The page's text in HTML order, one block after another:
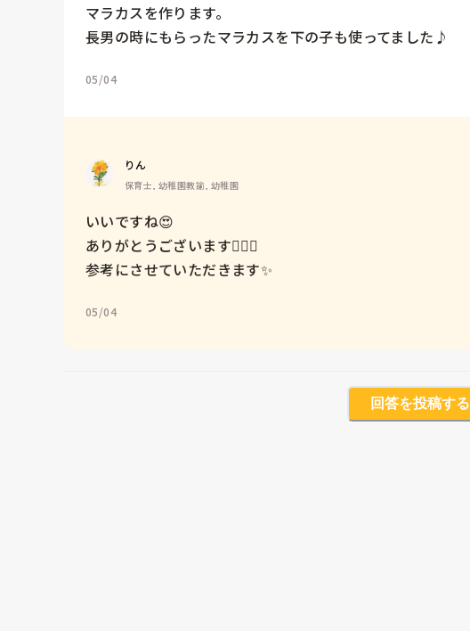
マラカスを作ります。
長男の時にもらったマラカスを下の子も使ってました♪
05/04
りん
保育士, 幼稚園教諭, 幼稚園
いいですね😍
ありがとうございます🙇🏻‍♀️
参考にさせていただきます✨
05/04
回答を投稿する